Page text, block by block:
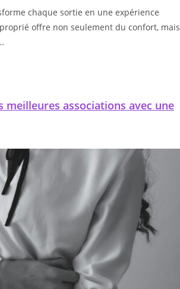
chaque sortie en une expérience
offre non seulement du confort, mais
associations avec une